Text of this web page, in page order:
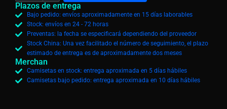
Plazos de entrega
Bajo pedido: envíos aproximadamente en 15 días laborables
Stock: envíos en 24 - 72 horas
Preventas: la fecha se especificará dependiendo del proveedor
Stock China: Una vez facilitado el número de seguimiento, el plazo
estimado de entrega es de aproximadamente dos meses
Merchan
Camisetas en stock: entrega aproximada en 5 días hábiles
Camisetas bajo pedido: entrega aproximada en 10 días hábiles